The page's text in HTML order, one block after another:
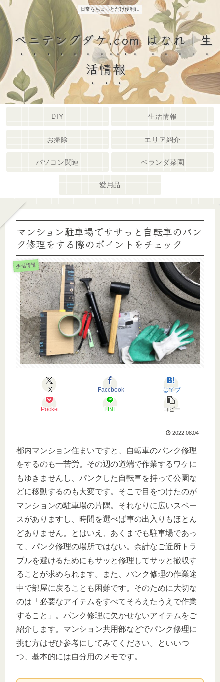
日常をちょっとだけ便利に
ベニテングダケ.com はなれ｜生
活情報
DIY 生活情報
お掃除 エリア紹介
パソコン関連 ベランダ菜園
愛用品
マンション駐車場でササっと自転車のパン
ク修理をする際のポイントをチェック
生活情報
X Facebook はてブ
Pocket LINE コピー
2022.08.04
都内マンション住まいですと、自転車のパンク修理
をするのも一苦労。その辺の道端で作業するワケに
もゆきませんし、パンクした自転車を持って公園な
どに移動するのも大変です。そこで目をつけたのが
マンションの駐車場の片隅。それなりに広いスペー
スがありますし、時間を選べば車の出入りもほとん
どありません。とはいえ、あくまでも駐車場であっ
て、パンク修理の場所ではない。余計なご近所トラ
ブルを避けるためにもサッと修理してサッと撤収す
ることが求められます。また、パンク修理の作業途
中で部屋に戻ることも困難です。そのために大切な
のは「必要なアイテムをすべてそろえたうえで作業
すること」。パンク修理に欠かせないアイテムをご
紹介します。マンション共用部などでパンク修理に
挑む方はぜひ参考にしてみてください。といいつ
つ、基本的には自分用のメモです。